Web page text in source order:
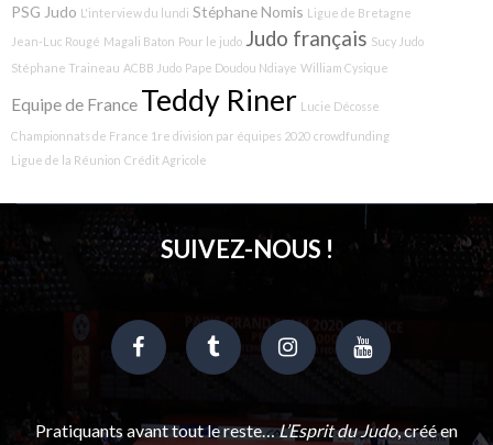
PSG Judo L'interview du lundi Stéphane Nomis Ligue de Bretagne
Jean-Luc Rougé Magali Baton Pour le judo Judo français Sucy Judo
Stéphane Traineau ACBB Judo Pape Doudou Ndiaye William Cysique
Equipe de France Teddy Riner Lucie Décosse
Championnats de France 1re division par équipes 2020 crowdfunding
Ligue de la Réunion Crédit Agricole
SUIVEZ-NOUS !
Pratiquants avant tout le reste…L’Esprit du Judo, créé en